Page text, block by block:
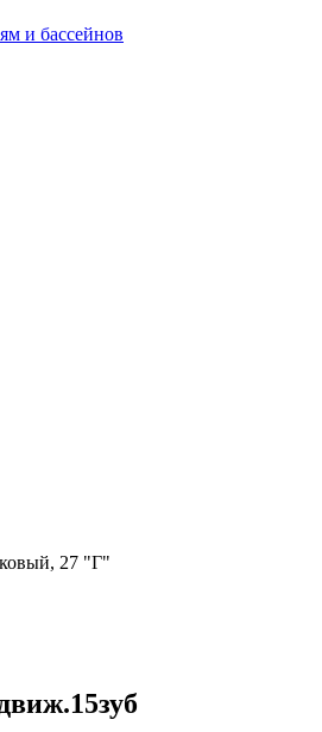
и бассейнов
27 "Г"